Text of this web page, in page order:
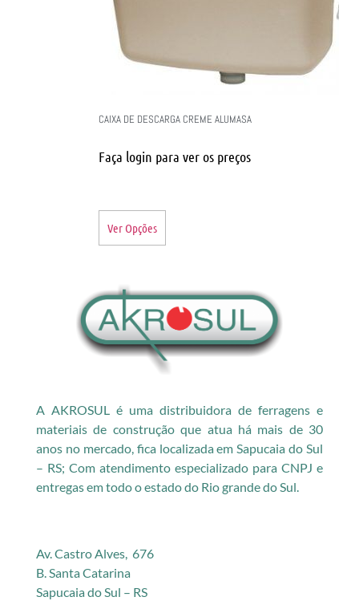
CAIXA DE DESCARGA CREME ALUMASA
Faça login para ver os preços
Ver Opções
A AKROSUL é uma distribuidora de ferragens e
materiais de construção que atua há mais de 30
anos no mercado, fica localizada em Sapucaia do Sul
– RS; Com atendimento especializado para CNPJ e
entregas em todo o estado do Rio grande do Sul.
Av. Castro Alves, 676
B. Santa Catarina
Sapucaia do Sul – RS